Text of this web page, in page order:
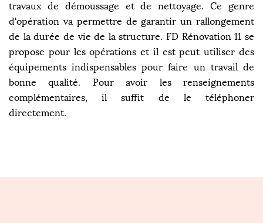
travaux de démoussage et de nettoyage. Ce genre
d'opération va permettre de garantir un rallongement
de la durée de vie de la structure. FD Rénovation 11 se
propose pour les opérations et il est peut utiliser des
équipements indispensables pour faire un travail de
bonne qualité. Pour avoir les renseignements
complémentaires, il suffit de le téléphoner
directement.